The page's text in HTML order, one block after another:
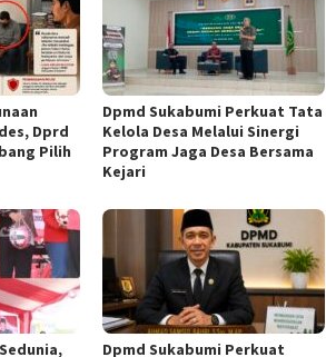
Dprd
Pilih
Dpmd Sukabumi Perkuat Tata
Kelola Desa Melalui Sinergi
Program Jaga Desa Bersama
Kejari
Dpmd Sukabumi Perkuat